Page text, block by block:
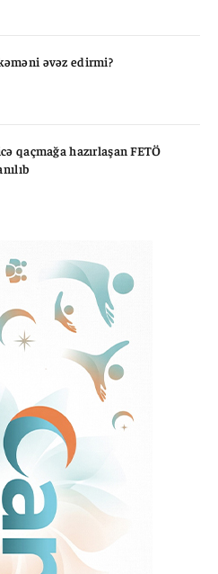
əvəz edirmi?
qaçmağa hazırlaşan FETÖ